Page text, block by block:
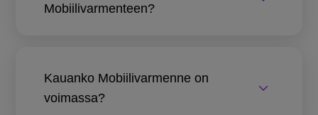
Mobiilivarmenteen?
Kauanko Mobiilivarmenne on
voimassa?